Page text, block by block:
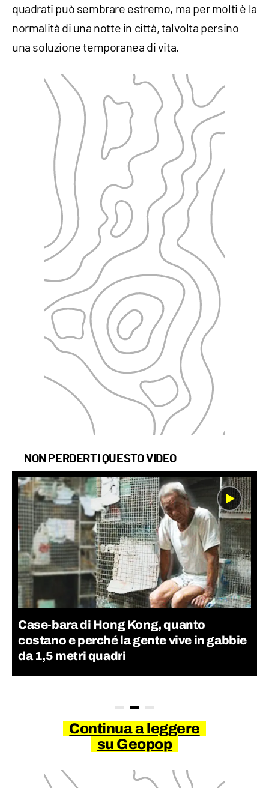
quadrati può sembrare estremo, ma per molti è la
normalità di una notte in città, talvolta persino
una soluzione temporanea di vita.
NON PERDERTI QUESTO VIDEO
Case-bara di Hong Kong, quanto
costano e perché la gente vive in gabbie
da 1,5 metri quadri
Continua a leggere
su Geopop